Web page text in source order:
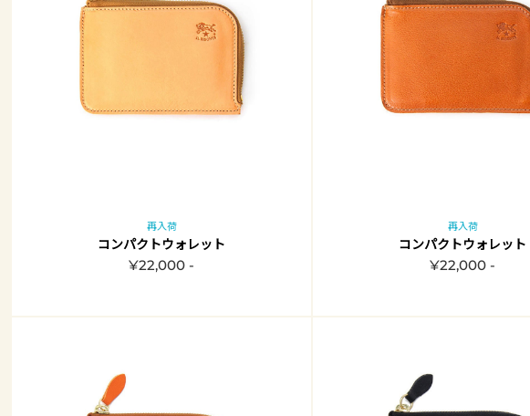
再入荷
コンパクトウォレット
¥22,000 -
再入荷
コンパクトウォレット
¥22,000 -